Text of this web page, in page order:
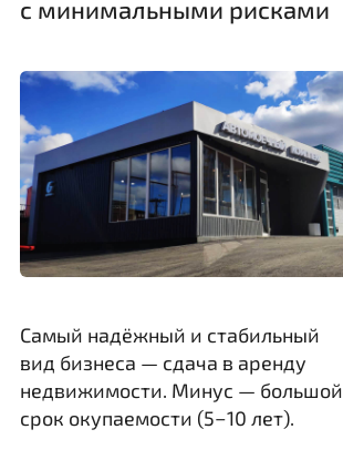
Самый надёжный и стабильный
вид бизнеса — сдача в аренду
недвижимости. Минус — большой
срок окупаемости (5−10 лет).
с минимальными рисками